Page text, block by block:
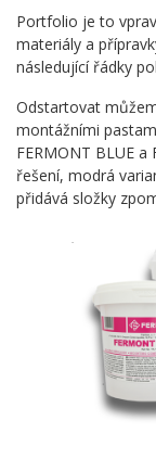
Portfolio je to
materiály a
následující řádky
Odstartovat
montážními
FERMONT BLUE a
řešení, modrá
přidává složky